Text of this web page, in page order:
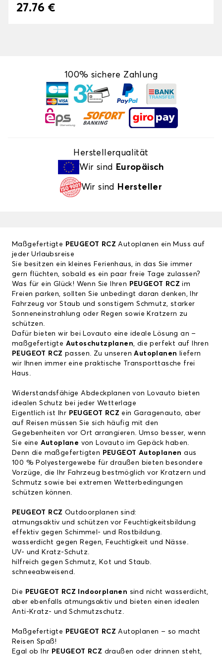
27.76 €
100% sichere Zahlung
Herstellerqualität
Wir sind
Europäisch
Wir sind Hersteller
Maßgefertigte PEUGEOT RCZAutoplanen ein Muss auf
jeder Urlaubsreise
Sie besitzen ein kleines Ferienhaus, in das Sie immer
gern flüchten, sobald es ein paar freie Tage zulassen?
Was für ein Glück! Wenn Sie Ihren PEUGEOT RCZ im
Freien parken, sollten Sie unbedingt daran denken, Ihr
Fahrzeug vor Staub und sonstigem Schmutz, starker
Sonneneinstrahlung oder Regen sowie Kratzern zu
schützen.
Dafür bieten wir bei Lovauto eine ideale Lösung an –
maßgefertigte Autoschutzplanen, die perfekt auf Ihren
PEUGEOT RCZ passen. Zu unserenAutoplanen
liefern
wir Ihnen immer eine praktische Transporttasche frei
Haus.
Widerstandsfähige Abdeckplanen von Lovauto bieten
idealen Schutz bei jeder Wetterlage
Eigentlich ist Ihr PEUGEOT RCZ ein Garagenauto, aber
auf Reisen müssen Sie sich häufig mit den
Gegebenheiten vor Ort arrangieren. Umso besser, wenn
Sie eine Autoplane von Lovauto im Gepäck haben.
Denn die maßgefertigten PEUGEOT Autoplanen aus
100 % Polyestergewebe für draußen bieten besondere
Vorzüge, die Ihr Fahrzeug bestmöglich vor Kratzern und
Schmutz sowie bei extremen Wetterbedingungen
schützen können.
PEUGEOT RCZ Outdoorplanen sind:
atmungsaktiv und schützen vor Feuchtigkeitsbildung
effektiv gegen Schimmel- und Rostbildung.
wasserdicht gegen Regen, Feuchtigkeit und Nässe.
UV- und Kratz-Schutz.
hilfreich gegen Schmutz, Kot und Staub.
schneeabweisend.
Die PEUGEOT RCZ Indoorplanen sind nicht wasserdicht,
aber ebenfalls atmungsaktiv und bieten einen idealen
Anti-Kratz- und Schmutzschutz.
Maßgefertigte PEUGEOT RCZAutoplanen – so macht
Reisen Spaß!
Egal ob Ihr PEUGEOT RCZ draußen oder drinnen steht,